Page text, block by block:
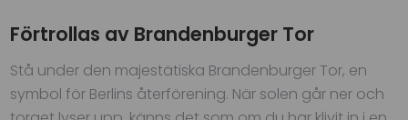
Förtrollas av Brandenburger Tor
Stå under den majestätiska Brandenburger Tor, en
symbol för Berlins återförening. När solen går ner och